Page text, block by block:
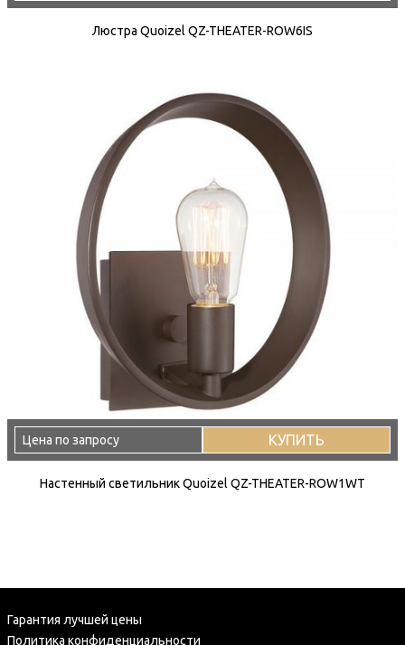
Люстра Quoizel QZ-THEATER-ROW6IS
Цена по запросу КУПИТЬ
Настенный светильник Quoizel QZ-THEATER-ROW1WT
Гарантия лучшей цены
Политика конфиденциальности